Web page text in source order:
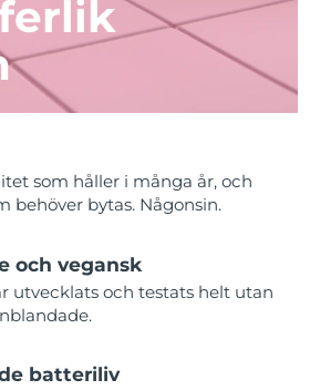
som håller i många år, och
behöver bytas. Någonsin.
och vegansk
utvecklats och testats helt utan
batteriliv